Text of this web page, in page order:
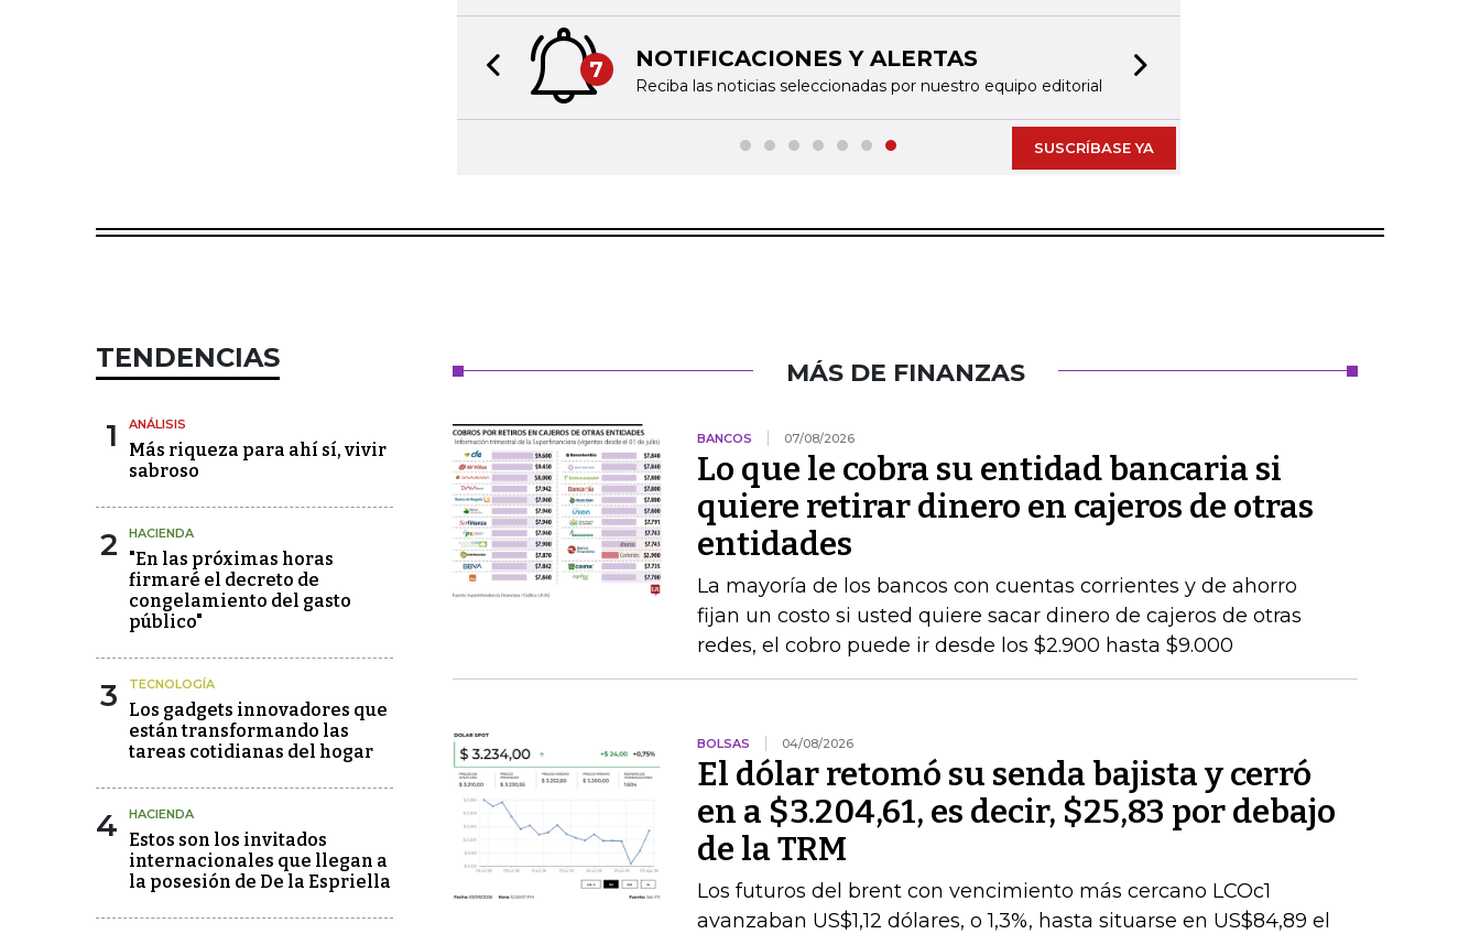
7 NOTIFICACIONES Y ALERTAS
Reciba las noticias seleccionadas por nuestro equipo editorial
Previous slide
SUSCRÍBASE YA
TENDENCIAS
1 ANÁLISIS
Más riqueza para ahí sí, vivir
sabroso
2 HACIENDA
"En las próximas horas
firmaré el decreto de
congelamiento del gasto
público"
3 TECNOLOGÍA
Los gadgets innovadores que
están transformando las
tareas cotidianas del hogar
4 HACIENDA
Estos son los invitados
internacionales que llegan a
la posesión de De la Espriella
MÁS DE FINANZAS
BANCOS 07/08/2026
Lo que le cobra su entidad bancaria si
quiere retirar dinero en cajeros de otras
entidades
La mayoría de los bancos con cuentas corrientes y de ahorro
fijan un costo si usted quiere sacar dinero de cajeros de otras
redes, el cobro puede ir desde los $2.900 hasta $9.000
BOLSAS 04/08/2026
El dólar retomó su senda bajista y cerró
en a $3.204,61, es decir, $25,83 por debajo
de la TRM
Los futuros del brent con vencimiento más cercano LCOc1
avanzaban US$1,12 dólares, o 1,3%, hasta situarse en US$84,89 el